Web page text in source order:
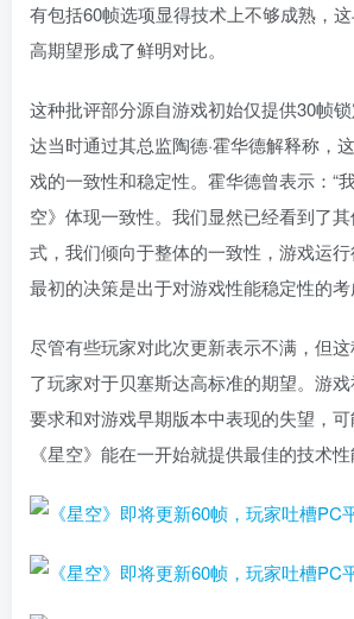
有包括60帧选项显得技术上不够成熟，
高期望形成了鲜明对比。
这种批评部分源自游戏初始仅提供30帧
达当时通过其总监陶德·霍华德解释称，
戏的一致性和稳定性。霍华德曾表示：“
空》体现一致性。我们显然已经看到了
式，我们倾向于整体的一致性，游戏运行
最初的决策是出于对游戏性能稳定性的考
尽管有些玩家对此次更新表示不满，但
了玩家对于贝塞斯达高标准的期望。游
要求和对游戏早期版本中表现的失望，
《星空》能在一开始就提供最佳的技术性